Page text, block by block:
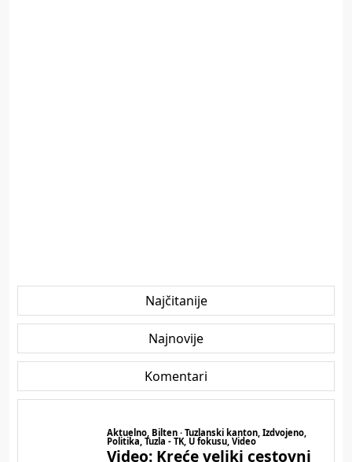
Najčitanije
Najnovije
Komentari